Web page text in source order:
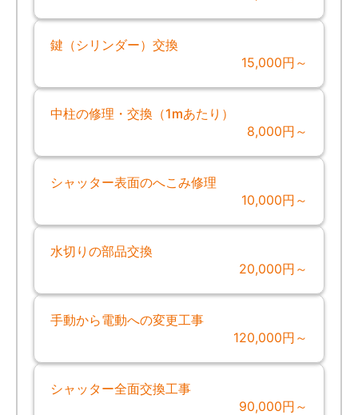
鍵（シリンダー）交換
15,000円～
中柱の修理・交換（1mあたり）
8,000円～
シャッター表面のへこみ修理
10,000円～
水切りの部品交換
20,000円～
手動から電動への変更工事
120,000円～
シャッター全面交換工事
90,000円～